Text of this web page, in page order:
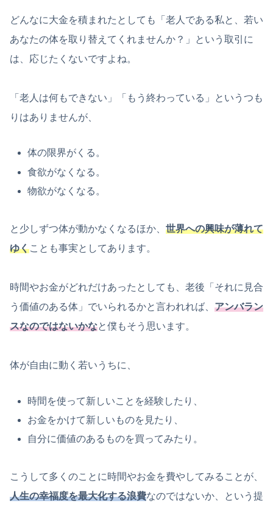
どんなに大金を積まれたとしても「老人である私と、若い
あなたの体を取り替えてくれませんか？」という取引に
は、応じたくないですよね。
「老人は何もできない」「もう終わっている」というつも
りはありませんが、
体の限界がくる。
食欲がなくなる。
物欲がなくなる。
と少しずつ体が動かなくなるほか、 世界への興味が薄れて
ゆくことも事実としてあります。
時間やお金がどれだけあったとしても、老後「それに見合
う価値のある体」でいられるかと言われれば、 アンバラン
スなのではないかなと僕もそう思います。
体が自由に動く若いうちに、
時間を使って新しいことを経験したり、
お金をかけて新しいものを見たり、
自分に価値のあるものを買ってみたり。
こうして多くのことに時間やお金を費やしてみることが、
人生の幸福度を最大化する浪費なのではないか、という提